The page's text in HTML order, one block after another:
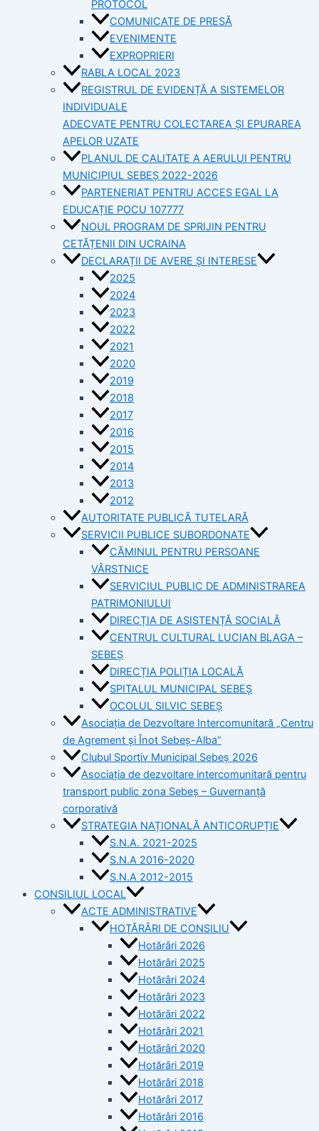
PROTOCOL
COMUNICATE DE PRESĂ
EVENIMENTE
EXPROPRIERI
RABLA LOCAL 2023
REGISTRUL DE EVIDENȚĂ A SISTEMELOR
INDIVIDUALE
ADECVATE PENTRU COLECTAREA ȘI EPURAREA
APELOR UZATE
PLANUL DE CALITATE A AERULUI PENTRU
MUNICIPIUL SEBEȘ 2022-2026
PARTENERIAT PENTRU ACCES EGAL LA
EDUCAȚIE POCU 107777
NOUL PROGRAM DE SPRIJIN PENTRU
CETĂȚENII DIN UCRAINA
DECLARAȚII DE AVERE ȘI INTERESE
2025
2024
2023
2022
2021
2020
2019
2018
2017
2016
2015
2014
2013
2012
AUTORITATE PUBLICĂ TUTELARĂ
SERVICII PUBLICE SUBORDONATE
CĂMINUL PENTRU PERSOANE
VÂRSTNICE
SERVICIUL PUBLIC DE ADMINISTRAREA
PATRIMONIULUI
DIRECȚIA DE ASISTENȚĂ SOCIALĂ
CENTRUL CULTURAL LUCIAN BLAGA –
SEBEȘ
DIRECȚIA POLIȚIA LOCALĂ
SPITALUL MUNICIPAL SEBEȘ
OCOLUL SILVIC SEBEȘ
Asociația de Dezvoltare Intercomunitară „Centru
de Agrement și Înot Sebeș-Alba”
Clubul Sportiv Municipal Sebeș 2026
Asociația de dezvoltare intercomunitară pentru
transport public zona Sebeș – Guvernanță
corporativă
STRATEGIA NAȚIONALĂ ANTICORUPȚIE
S.N.A. 2021-2025
S.N.A 2016-2020
S.N.A 2012-2015
CONSILIUL LOCAL
ACTE ADMINISTRATIVE
HOTĂRÂRI DE CONSILIU
Hotărâri 2026
Hotărâri 2025
Hotărâri 2024
Hotărâri 2023
Hotărâri 2022
Hotărâri 2021
Hotărâri 2020
Hotărâri 2019
Hotărâri 2018
Hotărâri 2017
Hotărâri 2016